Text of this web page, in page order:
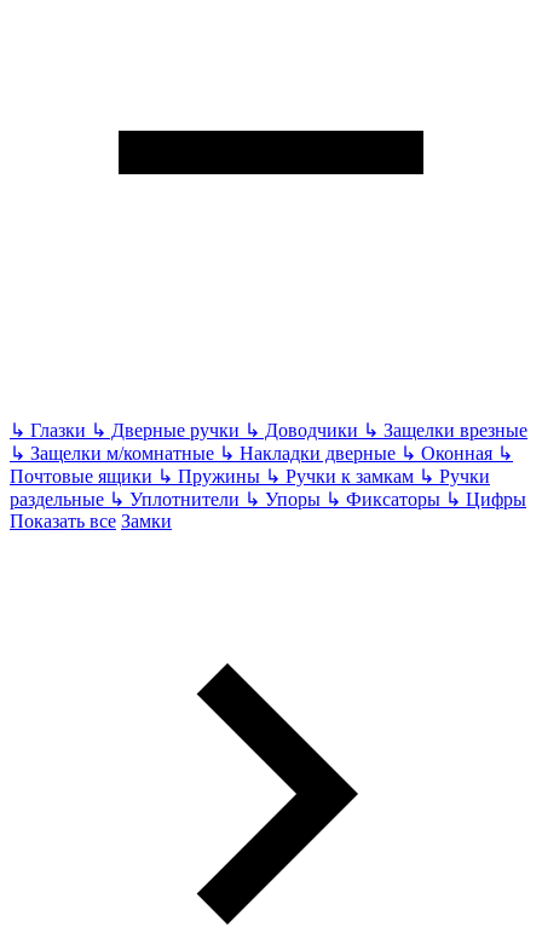
↳ Глазки ↳ Дверные ручки ↳ Доводчики ↳ Защелки врезные
↳ Защелки м/комнатные ↳ Накладки дверные ↳ Оконная ↳
Почтовые ящики ↳ Пружины ↳ Ручки к замкам ↳ Ручки
раздельные ↳ Уплотнители ↳ Упоры ↳ Фиксаторы ↳ Цифры
Показать все Замки